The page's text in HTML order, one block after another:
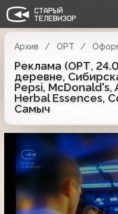
Архив ОРТ
Реклама (ОРТ,
деревне,
Pepsi, McDonald's,
Herbal Essences,
Самыч